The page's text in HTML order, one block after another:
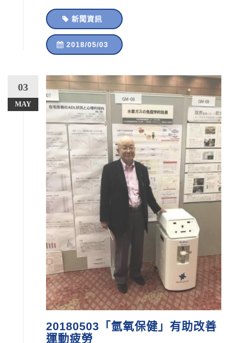
新聞資訊
2018/05/03
03
MAY
20180503「氫氧保健」有助改善
運動疲勞